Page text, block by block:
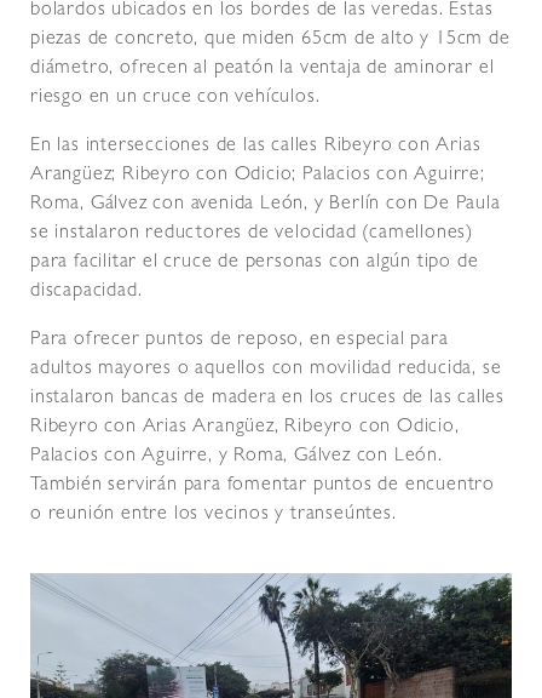
bolardos ubicados en los bordes de las veredas. Estas
piezas de concreto, que miden 65cm de alto y 15cm de
diámetro, ofrecen al peatón la ventaja de aminorar el
riesgo en un cruce con vehículos.
En las intersecciones de las calles Ribeyro con Arias
Arangüez; Ribeyro con Odicio; Palacios con Aguirre;
Roma, Gálvez con avenida León, y Berlín con De Paula
se instalaron reductores de velocidad (camellones)
para facilitar el cruce de personas con algún tipo de
discapacidad.
Para ofrecer puntos de reposo, en especial para
adultos mayores o aquellos con movilidad reducida, se
instalaron bancas de madera en los cruces de las calles
Ribeyro con Arias Arangüez, Ribeyro con Odicio,
Palacios con Aguirre, y Roma, Gálvez con León.
También servirán para fomentar puntos de encuentro
o reunión entre los vecinos y transeúntes.